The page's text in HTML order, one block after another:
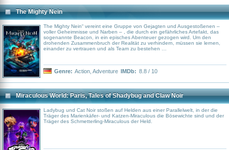
The Mighty Nein
The Mighty Nein“ vereint eine Gruppe von Gejagten und Ausgestoßenen –
voller Geheimnisse und Narben – , die durch ein gefährliches Artefakt, das
sogenannte Beacon, in ein episches Abenteuer gezogen wird. Um den
drohenden Zusammenbruch der Realität zu verhindern, müssen sie lernen,
einander zu vertrauen und als Team zu bestehen …
Genre: Action Adventure IMDb: 8.8 / 10
Miraculous World: Paris, Tales of Shadybug and Claw Noir
Ladybug und Cat Noir stoßen auf Helden aus einer Parallelwelt, in der die
Träger des Marienkäfer- und Katzen-Miraculous die Bösewichte sind und der
Träger des Schmetterling-Miraculous der Held.